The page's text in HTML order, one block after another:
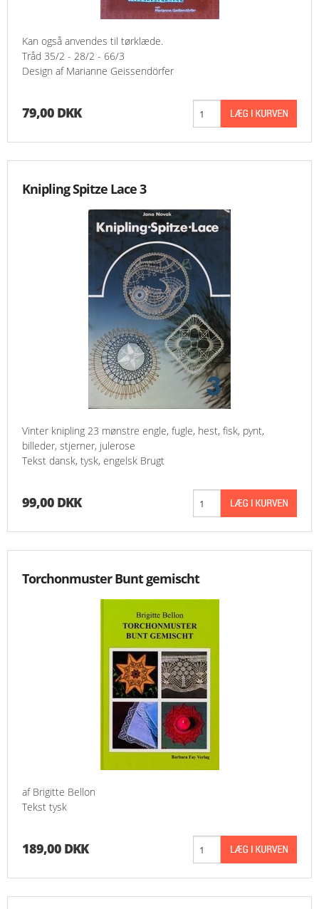
Kan også anvendes til tørklæde.
Tråd 35/2 - 28/2 - 66/3
Design af Marianne Geissendörfer
79,00 DKK
Knipling Spitze Lace 3
Vinter knipling 23 mønstre engle, fugle, hest, fisk, pynt,
billeder, stjerner, julerose
Tekst dansk, tysk, engelsk Brugt
99,00 DKK
Torchonmuster Bunt gemischt
af Brigitte Bellon
Tekst tysk
189,00 DKK